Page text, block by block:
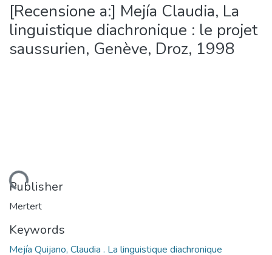
[Recensione a:] Mejía Claudia, La
linguistique diachronique : le projet
saussurien, Genève, Droz, 1998
Loading...
Publisher
Mertert
Keywords
Mejía Quijano, Claudia . La linguistique diachronique